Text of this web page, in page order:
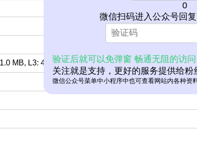
MB, L3: 4 MB
1
微信扫码进入公众号回
验证后就可以免弹窗 畅通无阻的访
关注就是支持，更好的服务提供给
微信公众号菜单中小程序中也可查看网站内各种资